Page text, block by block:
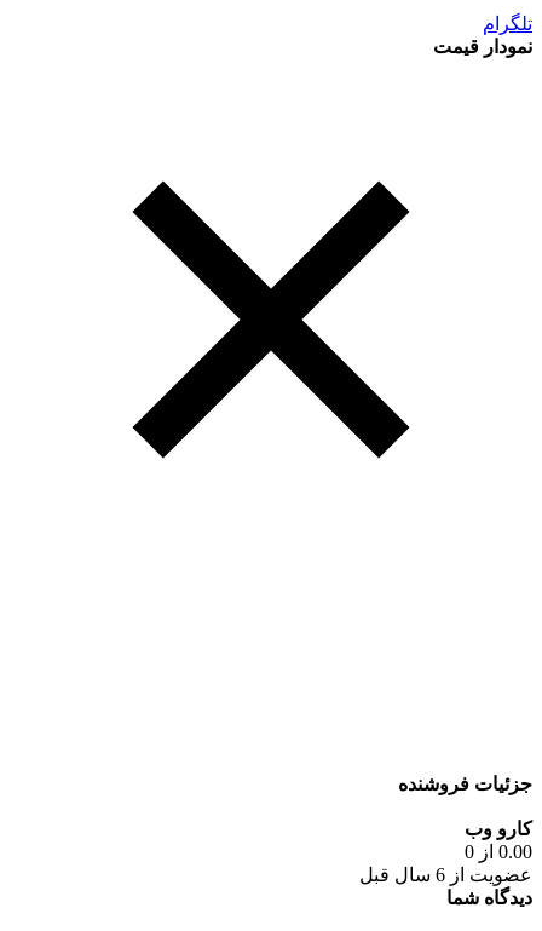
تلگرام
نمودار قیمت
جزئیات فروشنده
کارو وب
0.00 از 0
عضویت از 6 سال قبل
دیدگاه شما